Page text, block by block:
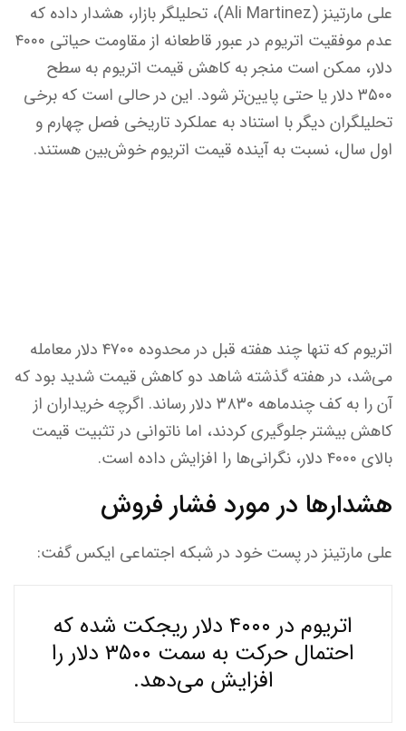
علی مارتینز (Ali Martinez)، تحلیلگر بازار، هشدار داده که
عدم موفقیت اتریوم در عبور قاطعانه از مقاومت حیاتی ۴۰۰۰
دلار، ممکن است منجر به کاهش قیمت اتریوم به سطح
۳۵۰۰ دلار یا حتی پایین‌تر شود. این در حالی است که برخی
تحلیلگران دیگر با استناد به عملکرد تاریخی فصل چهارم و
اول سال، نسبت به آینده قیمت اتریوم خوش‌بین هستند.
اتریوم که تنها چند هفته قبل در محدوده ۴۷۰۰ دلار معامله
می‌شد، در هفته گذشته شاهد دو کاهش قیمت شدید بود که
آن را به کف چندماهه ۳۸۳۰ دلار رساند. اگرچه خریداران از
کاهش بیشتر جلوگیری کردند، اما ناتوانی در تثبیت قیمت
بالای ۴۰۰۰ دلار، نگرانی‌ها را افزایش داده است.
هشدارها در مورد فشار فروش
علی مارتینز در پست خود در شبکه اجتماعی ایکس گفت:
اتریوم در ۴۰۰۰ دلار ریجکت شده که
احتمال حرکت به سمت ۳۵۰۰ دلار را
افزایش می‌دهد.